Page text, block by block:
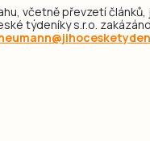
včetně převzetí
týdeníky s.r.o.